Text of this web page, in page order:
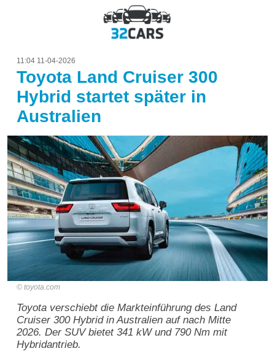
11:04 11-04-2026
Toyota Land Cruiser 300
Hybrid startet später in
Australien
toyota.com
Toyota verschiebt die Markteinführung des Land
Cruiser 300 Hybrid in Australien auf nach Mitte
2026. Der SUV bietet 341 kW und 790 Nm mit
Hybridantrieb.